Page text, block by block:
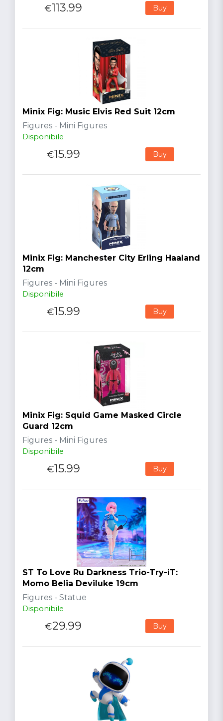
€113.99 Buy
Minix Fig: Music Elvis Red Suit 12cm
Figures - Mini Figures
Disponibile
€15.99 Buy
Minix Fig: Manchester City Erling Haaland
12cm
Figures - Mini Figures
Disponibile
€15.99 Buy
Minix Fig: Squid Game Masked Circle
Guard 12cm
Figures - Mini Figures
Disponibile
€15.99 Buy
ST To Love Ru Darkness Trio-Try-iT:
Momo Belia Deviluke 19cm
Figures - Statue
Disponibile
€29.99 Buy